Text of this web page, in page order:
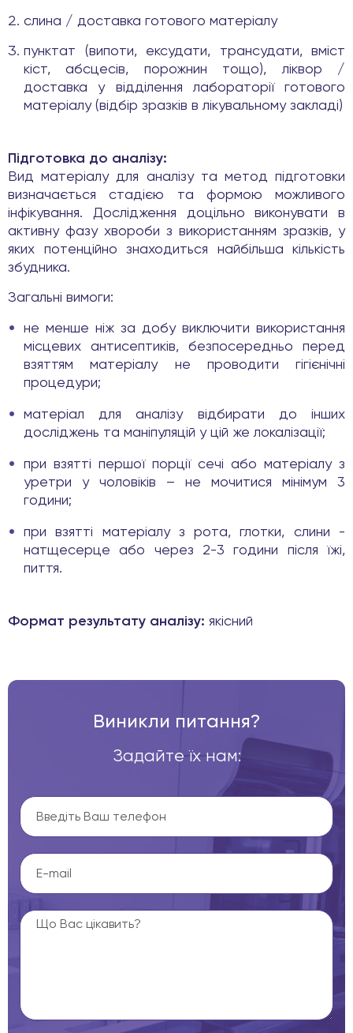
слина / доставка готового матеріалу
пунктат (випоти, ексудати, трансудати, вміст
кіст, абсцесів, порожнин тощо), ліквор /
доставка у відділення лабораторії готового
матеріалу (відбір зразків в лікувальному закладі)
Підготовка до аналізу:
Вид матеріалу для аналізу та метод підготовки
визначається стадією та формою можливого
інфікування. Дослідження доцільно виконувати в
активну фазу хвороби з використанням зразків, у
яких потенційно знаходиться найбільша кількість
збудника.
Загальні вимоги:
не менше ніж за добу виключити використання
місцевих антисептиків, безпосередньо перед
взяттям матеріалу не проводити гігієнічні
процедури;
матеріал для аналізу відбирати до інших
досліджень та маніпуляцій у цій же локалізації;
при взятті першої порції сечі або матеріалу з
уретри у чоловіків – не мочитися мінімум 3
години;
при взятті матеріалу з рота, глотки, слини -
натщесерце або через 2-3 години після їжі,
пиття.
Формат результату аналізу: якісний
Виникли питання?
Задайте їх нам: